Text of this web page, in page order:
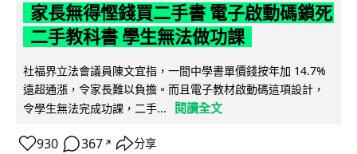
家長無得慳錢買二手書 電子啟動碼鎖死
二手教科書 學生無法做功課
社福界立法會議員陳文宜指，一間中學書單價錢按年加 14.7%
遠超通漲，令家長難以負擔。而且電子教材啟動碼這項設計，
令學生無法完成功課，二手...
閱讀全文
930 367 ↗ 分享